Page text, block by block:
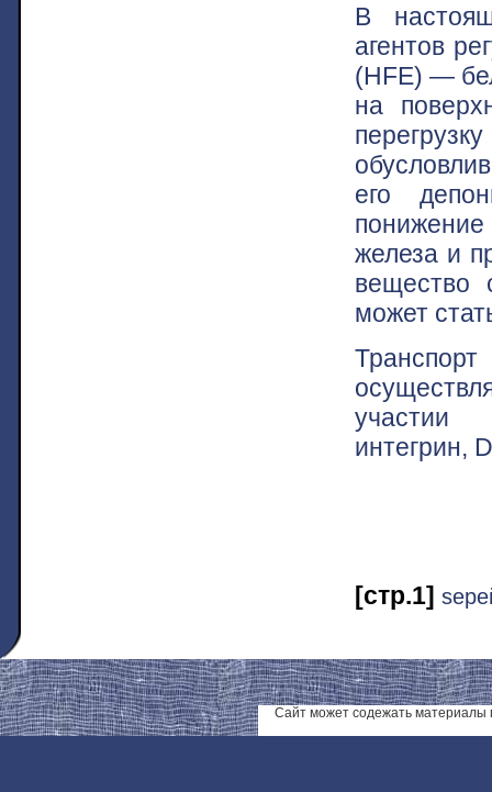
В
агентов
(HFE) —
на
его
железа и
вещество
может
участии
интегрин,
[стр.1]
Сайт может содежать материалы